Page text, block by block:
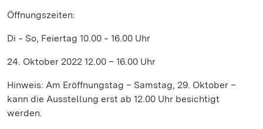
Öffnungszeiten:
Di ‒ So, Feiertag 10.00 ‒ 16.00 Uhr
24. Oktober 2022 12.00 – 16.00 Uhr
Hinweis: Am Eröffnungstag – Samstag, 29. Oktober –
kann die Ausstellung erst ab 12.00 Uhr besichtigt
werden.